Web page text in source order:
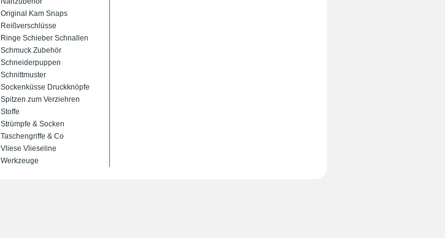
Original Kam Snaps
Reißverschlüsse
Ringe Schieber Schnallen
Schmuck Zubehör
Schneiderpuppen
Schnittmuster
Sockenküsse Druckknöpfe
Spitzen zum Verziehren
Stoffe
Strümpfe & Socken
Taschengriffe & Co
Vliese Vlieseline
Werkzeuge